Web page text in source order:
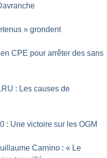
» grondent
CPE pour arrêter des sans
: Les causes de
: Une victoire sur les OGM
Carnino : « Le